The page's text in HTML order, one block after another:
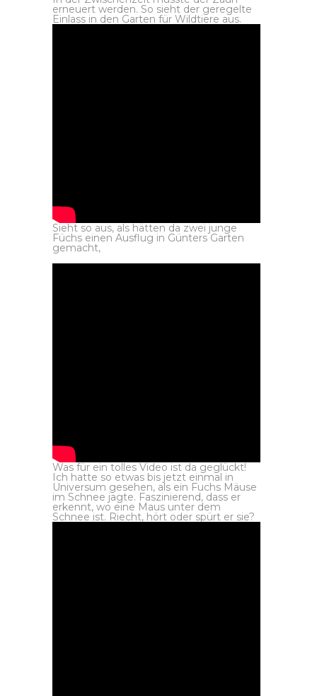
erneuert werden. So sieht der geregelte
Einlass in den Garten für Wildtiere aus.
Sieht so aus, als hätten da zwei junge
Füchs einen Ausflug in Günters Garten
gemacht,
Was für ein tolles Video ist da geglückt!
Ich hatte so etwas bis jetzt einmal in
Universum gesehen, als ein Fuchs Mäuse
im Schnee jagte. Faszinierend, dass er
erkennt, wo eine Maus unter dem
Schnee ist. Riecht, hört oder spürt er sie?